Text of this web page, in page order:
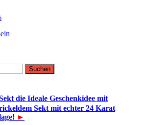
Informationen und Tipps
die Ideale Geschenkidee mit
Sekt mit echter 24 Karat
►